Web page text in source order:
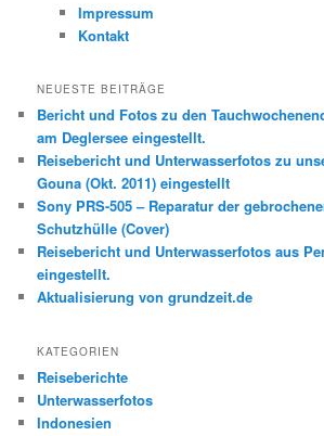
Impressum
Kontakt
NEUESTE BEITRÄGE
Bericht und Fotos zu den
am Deglersee eingestellt.
Reisebericht und Unterwasserfotos zu
Gouna (Okt. 2011) eingestellt
Sony PRS-505 – Reparatur der
Schutzhülle (Cover)
Reisebericht und Unterwasserfotos aus
eingestellt.
Aktualisierung von grundzeit.de
KATEGORIEN
Reiseberichte
Unterwasserfotos
Indonesien